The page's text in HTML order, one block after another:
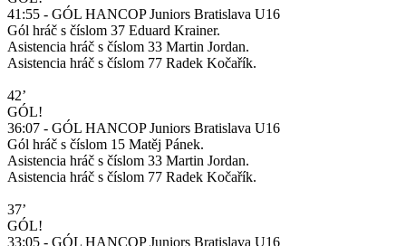
41:55 - GÓL HANCOP Juniors Bratislava U16
Gól hráč s číslom 37 Eduard Krainer.
Asistencia hráč s číslom 33 Martin Jordan.
Asistencia hráč s číslom 77 Radek Kočařík.
42’
GÓL!
36:07 - GÓL HANCOP Juniors Bratislava U16
Gól hráč s číslom 15 Matěj Pánek.
Asistencia hráč s číslom 33 Martin Jordan.
Asistencia hráč s číslom 77 Radek Kočařík.
37’
GÓL!
33:05 - GÓL HANCOP Juniors Bratislava U16